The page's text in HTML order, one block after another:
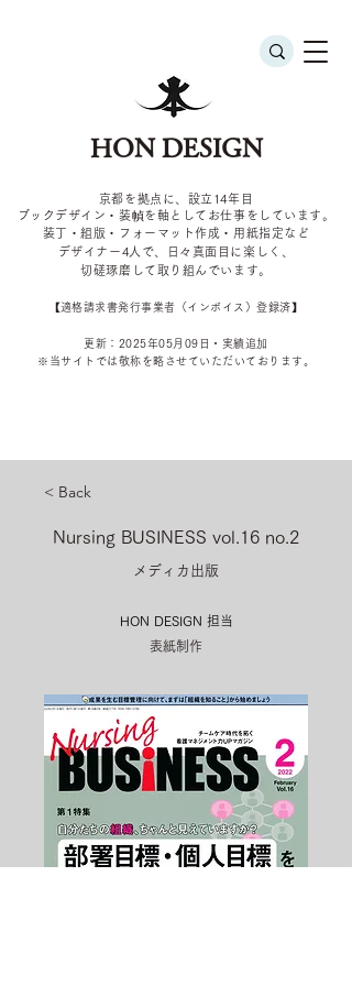
HON DESIGN
京都を拠点に、設立14年目
ブックデザイン・装幀を軸としてお仕事をしています。
装丁・組版・フォーマット作成・用紙指定など
デザイナー4 人で、日々真面目に楽しく、
切磋琢磨して取り組んでいます。
​【適格請求書発行事業者（インボイス）登録済】
更新：2025年05 月09 日・実績追加
​※当サイトでは敬称を 略させていただいております。
< Back
Nursing BUSINESS vol.16 no.2
メディカ出版
HON DESIGN​ 担当
表紙制作